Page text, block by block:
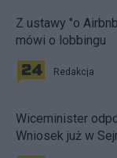
Z ustawy "o
mówi o lobbingu
Redakcja
Wiceminister
Wniosek już w